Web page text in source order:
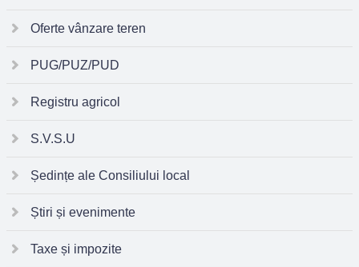
Oferte vânzare teren
PUG/PUZ/PUD
Registru agricol
S.V.S.U
Ședințe ale Consiliului local
Știri și evenimente
Taxe și impozite